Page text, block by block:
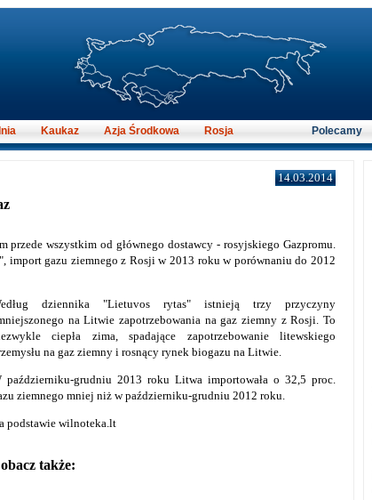
14.03.2014
wszystkim od głównego dostawcy - rosyjskiego Gazpromu.
gazu ziemnego z Rosji w 2013 roku w porównaniu do 2012
dziennika "Lietuvos rytas" istnieją trzy przyczyny
na Litwie zapotrzebowania na gaz ziemny z Rosji. To
ciepła zima, spadające zapotrzebowanie litewskiego
na gaz ziemny i rosnący rynek biogazu na Litwie.
październiku-grudniu 2013 roku Litwa importowała o 32,5 proc.
ziemnego mniej niż w październiku-grudniu 2012 roku.
podstawie wilnoteka.lt
także:
Kaukaz Azja Środkowa Rosja Polecamy